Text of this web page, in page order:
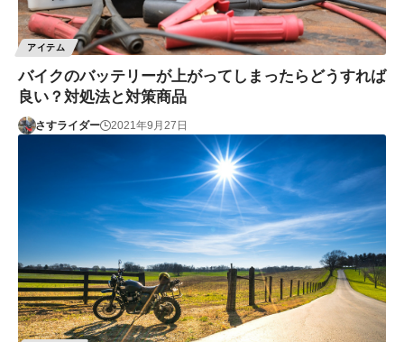
アイテム
バイクのバッテリーが上がってしまったらどうすれば
良い？対処法と対策商品
さすライダー 2021年9月27日